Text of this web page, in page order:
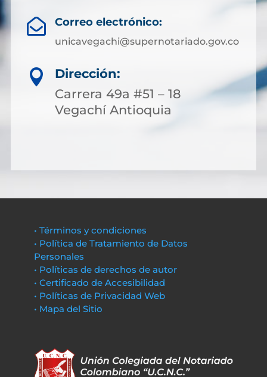
 Correo electrónico:
unicavegachi@supernotariado.gov.co

Dirección:
Carrera 49a #51 – 18
Vegachí Antioquia
• Términos y condiciones
• Política de Tratamiento de Datos
Personales
• Políticas de derechos de autor
• Certificado de Accesibilidad
• Políticas de Privacidad Web
• Mapa del Sitio